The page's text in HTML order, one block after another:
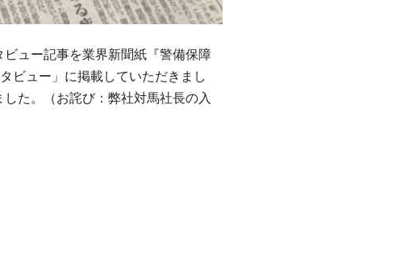
ュー記事を業界新聞紙『警備保障
ュー」に掲載していただきまし
た。（お詫び：弊社対馬社長の入